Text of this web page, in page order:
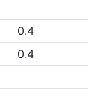
0.4
0.4